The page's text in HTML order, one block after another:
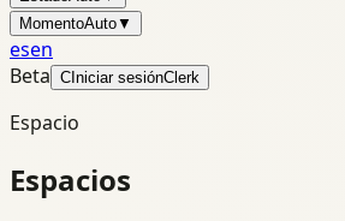
MomentoAuto▼
esen
Beta C Iniciar sesiónClerk
Espacio
Espacios